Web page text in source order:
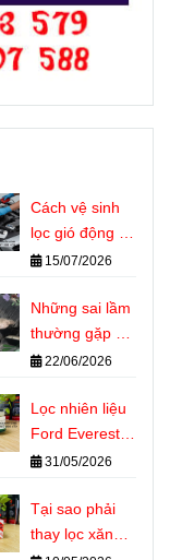
Cách vệ sinh
lọc gió động cơ
ô tô đúng kỹ
15/07/2026
Những sai lầm
thường gặp khi
sử dụng lọc gió
22/06/2026
Lọc nhiên liệu
Ford Everest là
gì? Vai trò
động cơ Diesel
31/05/2026
Tại sao phải
thay lọc xăng